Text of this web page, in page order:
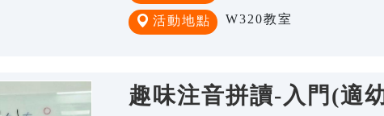
活動地點 W320教室
趣味注音拼讀-入門(適